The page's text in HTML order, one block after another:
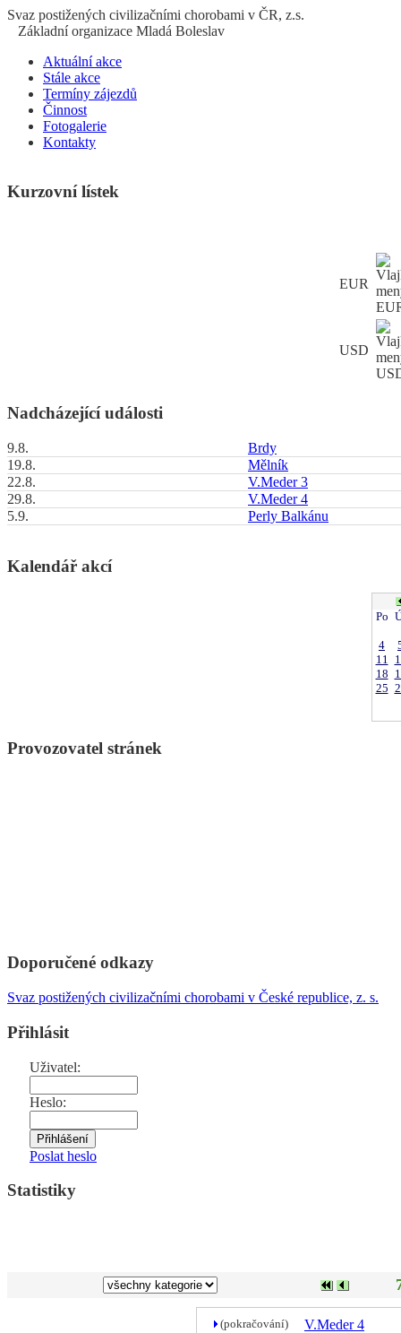
Svaz postižených civilizačními chorobami v ČR, z.s.
Základní organizace Mladá Boleslav
Aktuální akce
Stále akce
Termíny zájezdů
Činnost
Fotogalerie
Kontakty
Kurzovní lístek
EUR
USD
Nadcházející události
9.8.
Brdy
19.8.
Mělník
22.8.
V.Meder 3
29.8.
V.Meder 4
5.9.
Perly Balkánu
Kalendář akcí
Po
4
11
18
25
Provozovatel stránek
Doporučené odkazy
Svaz postižených civilizačními chorobami v České republice, z. s.
Přihlásit
Uživatel:
Heslo:
Poslat heslo
Statistiky
(pokračování) V.Meder 4